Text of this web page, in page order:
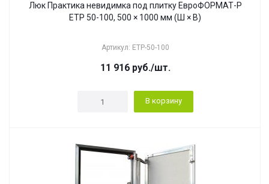
Люк Практика невидимка под плитку ЕвроФОРМАТ-Р
ЕТР 50-100, 500 × 1000 мм (Ш × В)
Артикул: ЕТР-50-100
11 916руб./шт.
В корзину